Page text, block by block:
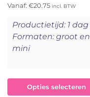
Vanaf: €20.75 incl. BTW
Productietijd: 1 dag
Formaten: groot en
mini
Opties selecteren